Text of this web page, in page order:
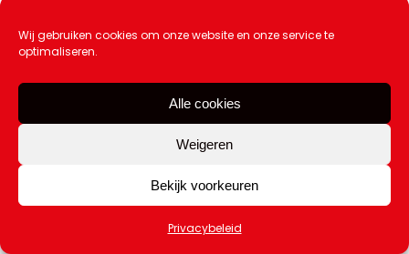
Wij gebruiken cookies om onze website en onze service te
optimaliseren.
Alle cookies
Weigeren
Bekijk voorkeuren
Privacybeleid
4 augustus: Graffitiworkshop (12-17